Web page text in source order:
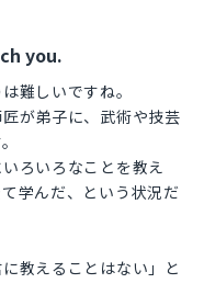
you.
難しいですね。
が弟子に、武術や技芸
ろいろなことを教え
学んだ、という状況だ
教えることはない」と